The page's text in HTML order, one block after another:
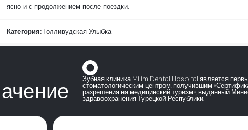
ясно и с продолжением после поездки.
Категория: Голливудская Улыбка
Зубная клиника Milim Dental Hospital является
стоматологическим центром, получившим
разрешения на медицинский туризм», выданный
здравоохранения Турецкой Республики.